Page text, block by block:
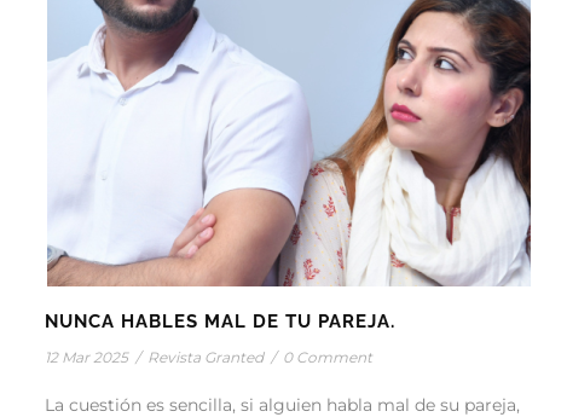
NUNCA HABLES MAL DE TU PAREJA.
12 Mar 2025 / Revista Granted / 0 Comment
La cuestión es sencilla, si alguien habla mal de su pareja,